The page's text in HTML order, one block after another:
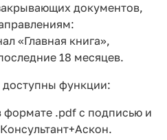
документов,
«Главная книга»,
18 месяцев.
функции:
формате .pdf c подписью и